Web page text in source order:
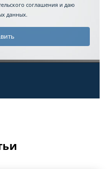
соглашения и даю
данных.